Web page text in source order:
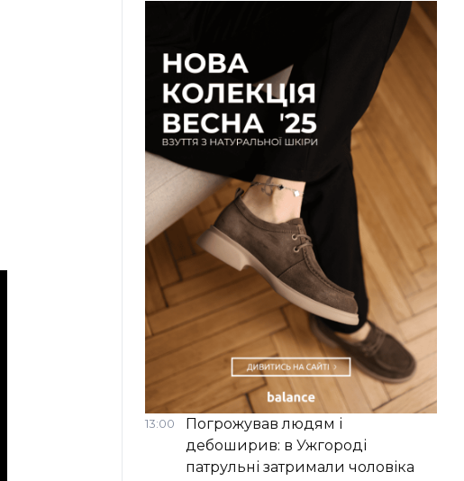
13:00
Погрожував людям і
дебоширив: в Ужгороді
патрульні затримали чоловіка